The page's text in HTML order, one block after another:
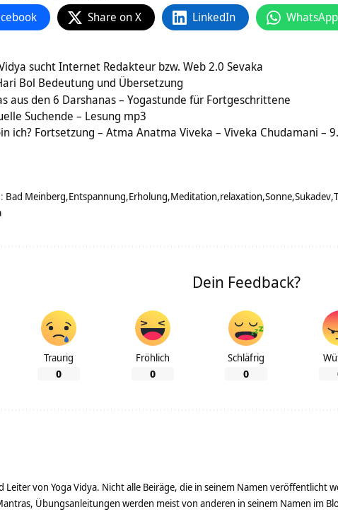
Share on X LinkedIn WhatsApp
sucht Internet Redakteur bzw. Web 2.0 Sevaka
Bol Bedeutung und Übersetzung
aus den 6 Darshanas – Yogastunde für Fortgeschrittene
Suchende – Lesung mp3
ich? Fortsetzung – Atma Anatma Viveka – Viveka Chudamani –
Bad Meinberg Entspannung Erholung Meditation relaxation Sonne Sukadev
Dein Feedback?
Traurig
0
Fröhlich
0
Schläfrig
0
Leiter von Yoga Vidya. Nicht alle Beiräge, die in seinem Namen veröffentlicht
Übungsanleitungen werden meist von anderen in seinem Namen im